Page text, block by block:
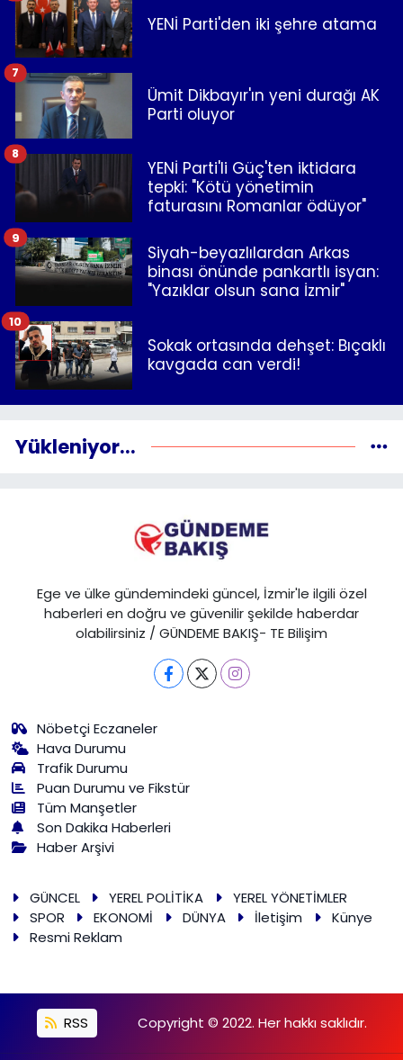
YENİ Parti'den iki şehre atama
Ümit Dikbayır'ın yeni durağı AK
Parti oluyor
7
YENİ Parti'li Güç'ten iktidara
tepki: "Kötü yönetimin
faturasını Romanlar ödüyor"
8
Siyah-beyazlılardan Arkas
binası önünde pankartlı isyan:
"Yazıklar olsun sana İzmir"
9
Sokak ortasında dehşet: Bıçaklı
kavgada can verdi!
10
Yükleniyor...
Ege ve ülke gündemindeki güncel, İzmir'le ilgili özel
haberleri en doğru ve güvenilir şekilde haberdar
olabilirsiniz / GÜNDEME BAKIŞ- TE Bilişim
Nöbetçi Eczaneler
Hava Durumu
Trafik Durumu
Puan Durumu ve Fikstür
Tüm Manşetler
Son Dakika Haberleri
Haber Arşivi
GÜNCEL YEREL POLİTİKA
YEREL YÖNETİMLER
SPOR
EKONOMİ DÜNYA İletişim
Künye
Resmi Reklam
RSS Copyright © 2022. Her hakkı saklıdır.